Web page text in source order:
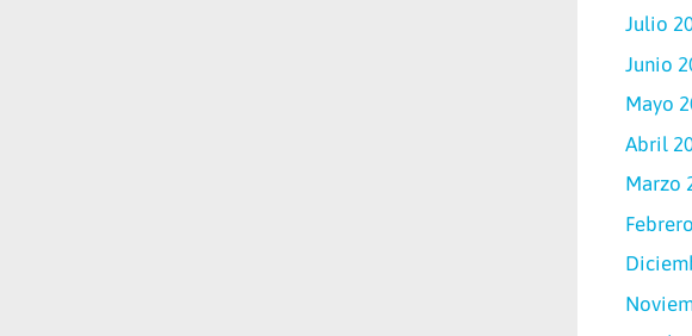
Julio
Junio
Mayo
Abril
Marzo